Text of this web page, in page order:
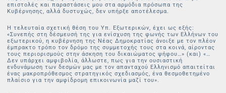
επιστολές και παραστάσεις μου στα αρμόδια πρόσωπα της
Κυβέρνησης, αλλά δυστυχώς, δεν υπήρξε αποτέλεσμα.
Η τελευταία σχετική θέση του Υπ. Εξωτερικών, έχει ως εξής:
«Συνεπής στη δέσμευσή της για ενίσχυση της φωνής των Ελλήνων του
εξωτερικού, η κυβέρνηση της Νέας Δημοκρατίας άνοιξε με τον πλέον
έμπρακτο τρόπο τον δρόμο της συμμετοχής τους στα κοινά, αίροντας
τους περιορισμούς στην άσκηση του δικαιώματος ψήφου…» (και) «…
Δεν υπάρχει αμφιβολία, άλλωστε, πως για την ουσιαστική
ενδυνάμωση των δεσμών μας με τον απανταχού Ελληνισμό απαιτείται
ένας μακροπρόθεσμος στρατηγικός σχεδιασμός, ένα θεσμοθετημένο
πλαίσιο για την αμφίδρομη επικοινωνία μαζί του».